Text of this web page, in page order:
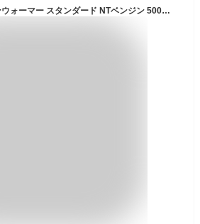
ハクキンカイロ ハクキンウォーマー スタンダード NTベンジン 500ml 各1個セット HAKKIN